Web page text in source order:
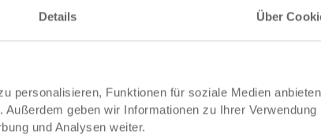
Details Über
personalisieren, Funktionen für soziale Medien
geben wir Informationen zu Ihrer Verwendung
und Analysen weiter.
Farbe: RAL 5012 |